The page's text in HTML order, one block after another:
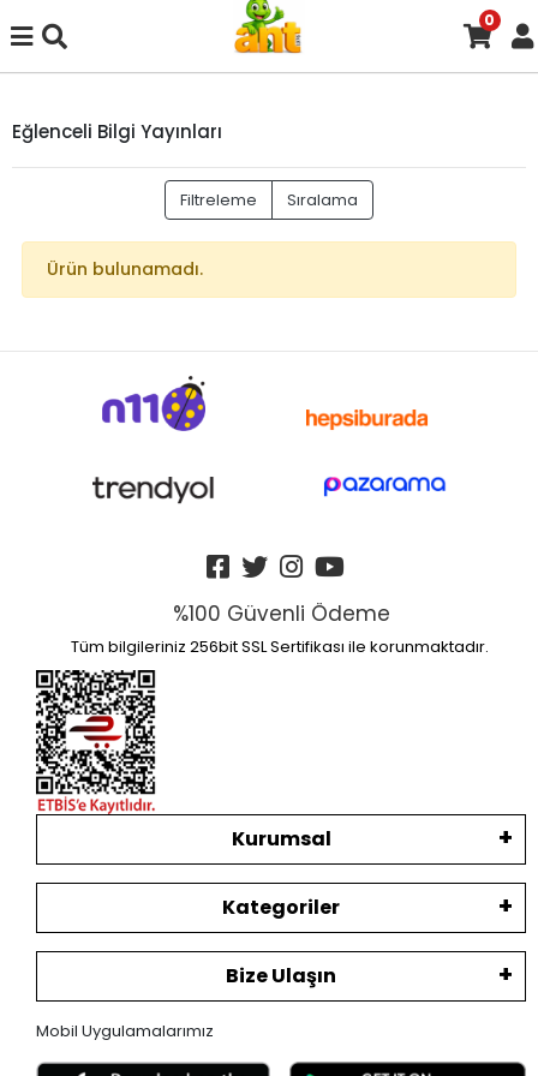
0
Eğlenceli Bilgi Yayınları
Filtreleme Sıralama
Ürün bulunamadı.
%100 Güvenli Ödeme
Tüm bilgileriniz 256bit SSL Sertifikası ile korunmaktadır.
Kurumsal
Kategoriler
Bize Ulaşın
Mobil Uygulamalarımız